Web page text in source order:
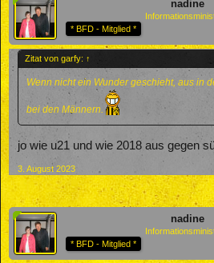
nadine
* BFD - Mitglied *
Zitat von garfy: ↑
Wenn nicht ein Wunder geschieht, aus in
bei den Männern.
jo wie u21 und wie 2018 aus gegen
3. August 2023
nadine
* BFD - Mitglied *